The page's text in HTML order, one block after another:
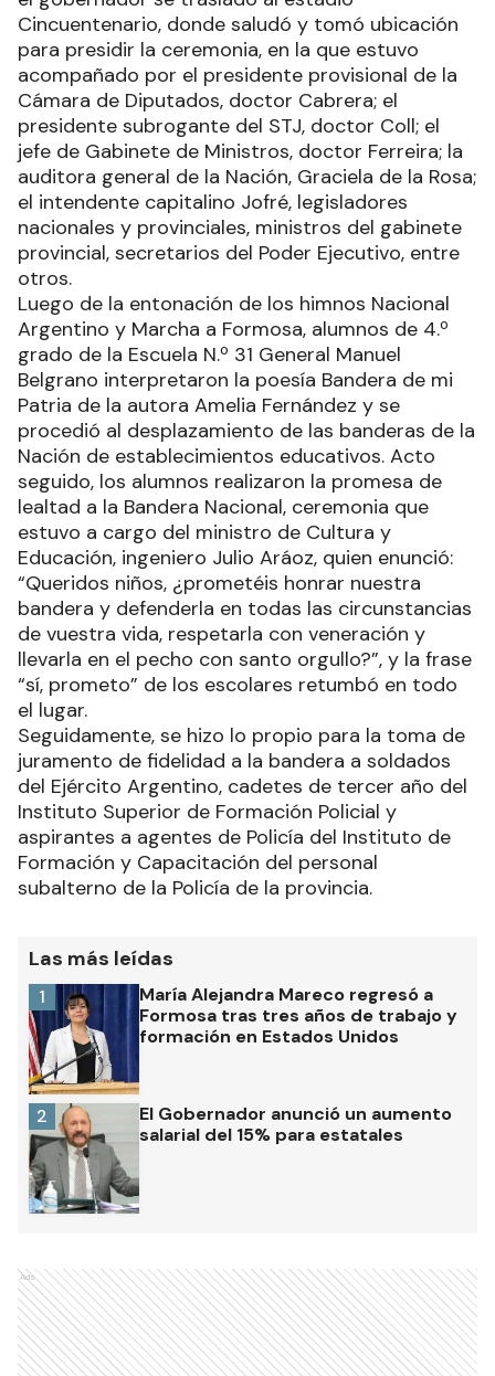
Cincuentenario, donde saludó y tomó ubicación
para presidir la ceremonia, en la que estuvo
acompañado por el presidente provisional de la
Cámara de Diputados, doctor Cabrera; el
presidente subrogante del STJ, doctor Coll; el
jefe de Gabinete de Ministros, doctor Ferreira; la
auditora general de la Nación, Graciela de la Rosa;
el intendente capitalino Jofré, legisladores
nacionales y provinciales, ministros del gabinete
provincial, secretarios del Poder Ejecutivo, entre
otros.
Luego de la entonación de los himnos Nacional
Argentino y Marcha a Formosa, alumnos de 4.º
grado de la Escuela N.º 31 General Manuel
Belgrano interpretaron la poesía Bandera de mi
Patria de la autora Amelia Fernández y se
procedió al desplazamiento de las banderas de la
Nación de establecimientos educativos. Acto
seguido, los alumnos realizaron la promesa de
lealtad a la Bandera Nacional, ceremonia que
estuvo a cargo del ministro de Cultura y
Educación, ingeniero Julio Aráoz, quien enunció:
“Queridos niños, ¿prometéis honrar nuestra
bandera y defenderla en todas las circunstancias
de vuestra vida, respetarla con veneración y
llevarla en el pecho con santo orgullo?”, y la frase
“sí, prometo” de los escolares retumbó en todo
el lugar.
Seguidamente, se hizo lo propio para la toma de
juramento de fidelidad a la bandera a soldados
del Ejército Argentino, cadetes de tercer año del
Instituto Superior de Formación Policial y
aspirantes a agentes de Policía del Instituto de
Formación y Capacitación del personal
subalterno de la Policía de la provincia.
Las más leídas
María Alejandra Mareco regresó a
Formosa tras tres años de trabajo y
formación en Estados Unidos
1
El Gobernador anunció un aumento
salarial del 15% para estatales
2
Ads